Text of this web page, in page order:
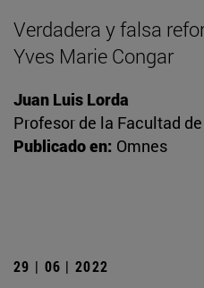
Verdadera y falsa
Yves Marie Congar
Juan Luis Lorda
Profesor de la Facultad
Publicado en: Omnes
29 | 06 | 2022